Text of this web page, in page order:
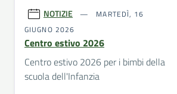
NOTIZIE
MARTEDÌ, 16
GIUGNO 2026
Centro estivo 2026
Centro estivo 2026 per i bimbi della
scuola dell'Infanzia